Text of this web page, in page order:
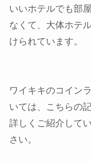
いいホテルでも部
なくて、大体ホテ
けられています。
ワイキキのコイン
いては、こちらの
詳しくご紹介して
さい。